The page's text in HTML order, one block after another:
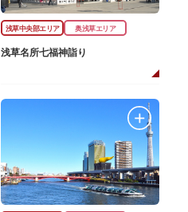
浅草中央部エリア 奥浅草エリア
浅草名所七福神詣り